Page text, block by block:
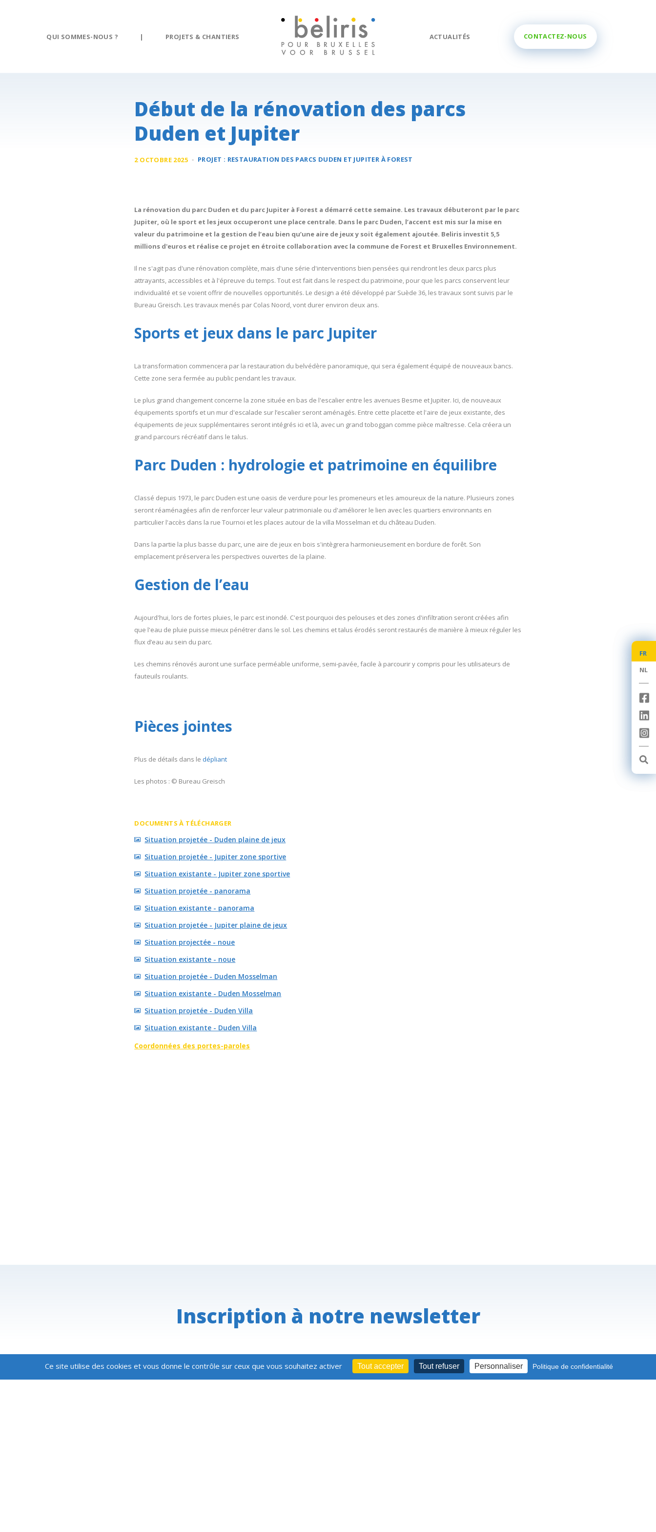
FR
NL
QUI SOMMES-NOUS ? | PROJETS & CHANTIERS ACTUALITÉS CONTACTEZ-NOUS
FR
NL
Début de la rénovation des parcs
Duden et Jupiter
2 OCTOBRE 2025 - PROJET : RESTAURATION DES PARCS DUDEN ET JUPITER À FOREST
La rénovation du parc Duden et du parc Jupiter à Forest a démarré cette semaine. Les travaux débuteront par le parc
Jupiter, où le sport et les jeux occuperont une place centrale. Dans le parc Duden, l’accent est mis sur la mise en
valeur du patrimoine et la gestion de l’eau bien qu’une aire de jeux y soit également ajoutée. Beliris investit 5,5
millions d'euros et réalise ce projet en étroite collaboration avec la commune de Forest et Bruxelles Environnement.
Il ne s'agit pas d'une rénovation complète, mais d'une série d'interventions bien pensées qui rendront les deux parcs plus
attrayants, accessibles et à l'épreuve du temps. Tout est fait dans le respect du patrimoine, pour que les parcs conservent leur
individualité et se voient offrir de nouvelles opportunités. Le design a été développé par Suède 36, les travaux sont suivis par le
Bureau Greisch. Les travaux menés par Colas Noord, vont durer environ deux ans.
Sports et jeux dans le parc Jupiter
La transformation commencera par la restauration du belvédère panoramique, qui sera également équipé de nouveaux bancs.
Cette zone sera fermée au public pendant les travaux.
Le plus grand changement concerne la zone située en bas de l'escalier entre les avenues Besme et Jupiter. Ici, de nouveaux
équipements sportifs et un mur d'escalade sur l’escalier seront aménagés. Entre cette placette et l'aire de jeux existante, des
équipements de jeux supplémentaires seront intégrés ici et là, avec un grand toboggan comme pièce maîtresse. Cela créera un
grand parcours récréatif dans le talus.
Parc Duden : hydrologie et patrimoine en équilibre
Classé depuis 1973, le parc Duden est une oasis de verdure pour les promeneurs et les amoureux de la nature. Plusieurs zones
seront réaménagées afin de renforcer leur valeur patrimoniale ou d'améliorer le lien avec les quartiers environnants en
particulier l'accès dans la rue Tournoi et les places autour de la villa Mosselman et du château Duden.
Dans la partie la plus basse du parc, une aire de jeux en bois s'intègrera harmonieusement en bordure de forêt. Son
emplacement préservera les perspectives ouvertes de la plaine.
Gestion de l’eau
Aujourd'hui, lors de fortes pluies, le parc est inondé. C'est pourquoi des pelouses et des zones d'infiltration seront créées afin
que l'eau de pluie puisse mieux pénétrer dans le sol. Les chemins et talus érodés seront restaurés de manière à mieux réguler les
flux d’eau au sein du parc.
Les chemins rénovés auront une surface perméable uniforme, semi-pavée, facile à parcourir y compris pour les utilisateurs de
fauteuils roulants.
Pièces jointes
Plus de détails dans ledépliant
Les photos : © Bureau Greisch
DOCUMENTS À TÉLÉCHARGER
Situation projetée - Duden plaine de jeux
Situation projetée - Jupiter zone sportive
Situation existante - Jupiter zone sportive
Situation projetée - panorama
Situation existante - panorama
Situation projetée - Jupiter plaine de jeux
Situation projectée - noue
Situation existante - noue
Situation projetée - Duden Mosselman
Situation existante - Duden Mosselman
Situation projetée - Duden Villa
Situation existante - Duden Villa
Coordonnées des portes-paroles
Inscription à notre newsletter
Restez informé,
JE M'ABONNE
Ce site utilise des cookies et vous donne le contrôle sur ceux que vous souhaitez activer Tout accepter Tout refuser Personnaliser Politique de confidentialité